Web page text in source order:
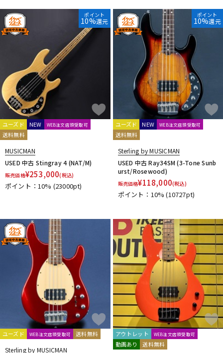
DTM オンライン納品 レコーディング機器
配信/ライブ機器 楽器アクセサリ
中古 ヴィンテージ
Freedom Custom Guitar Research
FUJIGEN
Fullertone Guitars
Gibson Godin GRECO
GRETSCH
Hallstatt
Heartfield Ibanez
Ikebe Original
Infinite
Jackson
KAWAI
Kenneth Lawrence Instruments
L-R
L.E.H. Guitars LAKLAND Landscape
Mark Bass
MARTIN
MAYONES Miura Guitars U.S.A.
momose
Moon
Nordstrand
Orange
P.R.S. Phoenix
Provision
Rickenbacker
Ritter RS GUITARWORKS
S-T
Sadowsky Guitars Sago SAITO Guitars
SCHECTER
SPIRIT by Steinberger
Squier by Fender
Strandberg
Sugi Suhr Guitars
TEISCO
Three Dots Guitars
TOKAI TUNE
U-Y
unknown VanZandt Veillette Guitars VELLMOR
VOX
Warwick Ximera Xotic YAMAHA
Minamo Guitars Kikuchi Guitars STELLA GEAR
Flight
NATASHA
L's TRUST
ポイント
10%還元
ユーズド NEW WEB注文店頭受取可
送料無料
MUSICMAN
USED 中古 Stingray 4 (NAT/M)
販売価格¥253,000(税込)
ポイント：10% (23000pt)
ポイント
10%還元
ユーズド NEW WEB注文店頭受取可
送料無料
Sterling by MUSICMAN
USED 中古 Ray34SM (3-Tone Sunb
urst/Rosewood)
販売価格¥118,000(税込)
ポイント：10%(10727pt)
ユーズド WEB注文店頭受取可 送料無料
Sterling by MUSICMAN
アウトレット WEB注文店頭受取可
動画あり 送料無料